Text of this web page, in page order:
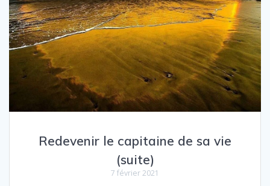
Redevenir le capitaine de sa vie
(suite)
7 février 2021
47